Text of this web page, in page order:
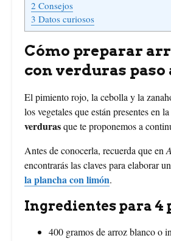
2 Consejos
3 Datos curiosos
Cómo preparar
con verduras paso
El pimiento rojo, la cebolla y la
los vegetales que están presentes en
verdurasque te proponemos a
Antes de conocerla, recuerda que en
encontrarás las claves para elaborar
la plancha con limón.
Ingredientes para 4
400 gramos de arroz blanco o